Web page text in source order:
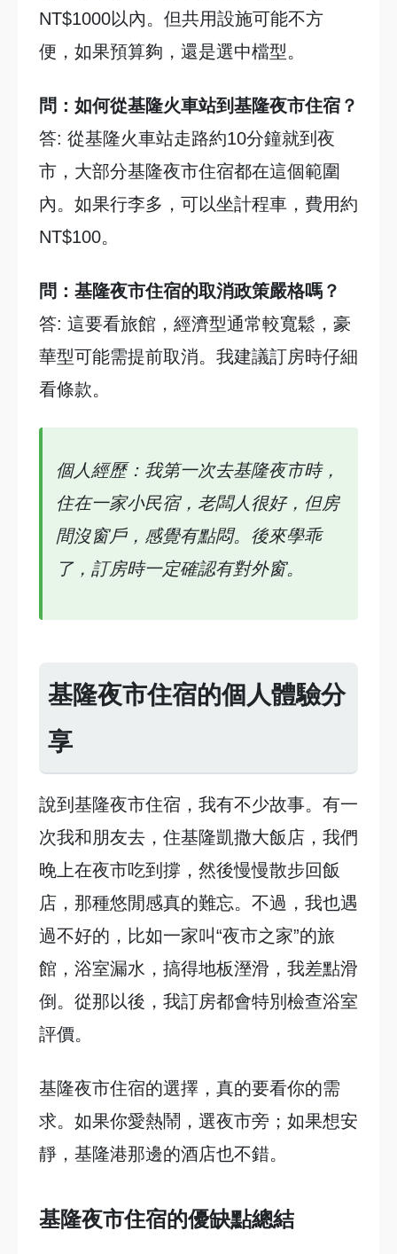
NT$1000以內。但共用設施可能不方
便，如果預算夠，還是選中檔型。
問：如何從基隆火車站到基隆夜市住宿？
答: 從基隆火車站走路約10分鐘就到夜
市，大部分基隆夜市住宿都在這個範圍
內。如果行李多，可以坐計程車，費用約
NT$100。
問：基隆夜市住宿的取消政策嚴格嗎？
答: 這要看旅館，經濟型通常較寬鬆，豪
華型可能需提前取消。我建議訂房時仔細
看條款。
個人經歷：我第一次去基隆夜市時，
住在一家小民宿，老闆人很好，但房
間沒窗戶，感覺有點悶。後來學乖
了，訂房時一定確認有對外窗。
基隆夜市住宿的個人體驗分
享
說到基隆夜市住宿，我有不少故事。有一
次我和朋友去，住基隆凱撒大飯店，我們
晚上在夜市吃到撐，然後慢慢散步回飯
店，那種悠閒感真的難忘。不過，我也遇
過不好的，比如一家叫“夜市之家”的旅
館，浴室漏水，搞得地板溼滑，我差點滑
倒。從那以後，我訂房都會特別檢查浴室
評價。
基隆夜市住宿的選擇，真的要看你的需
求。如果你愛熱鬧，選夜市旁；如果想安
靜，基隆港那邊的酒店也不錯。
基隆夜市住宿的優缺點總結